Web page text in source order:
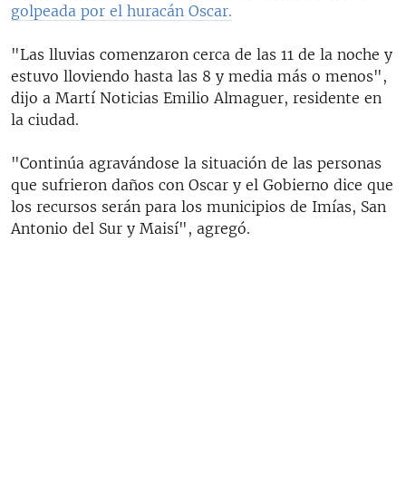
golpeada por el huracán Oscar.
"Las lluvias comenzaron cerca de las 11 de la noche y
estuvo lloviendo hasta las 8 y media más o menos",
dijo a Martí Noticias Emilio Almaguer, residente en
la ciudad.
"Continúa agravándose la situación de las personas
que sufrieron daños con Oscar y el Gobierno dice que
los recursos serán para los municipios de Imías, San
Antonio del Sur y Maisí", agregó.